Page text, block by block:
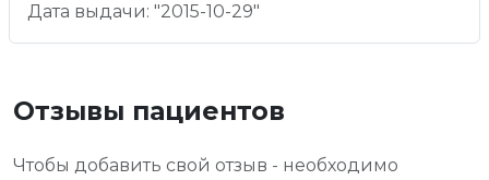
Дата выдачи: "2015-10-29"
Отзывы пациентов
Чтобы добавить свой отзыв - необходимо